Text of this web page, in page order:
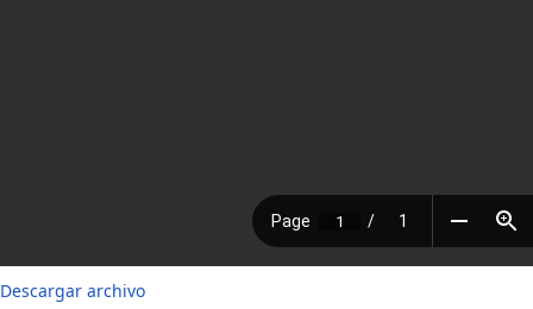
Descargar archivo